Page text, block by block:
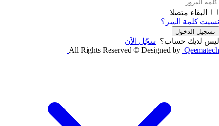
البقاء متصلا
نسيت كلمة السر؟
تسجيل الدخول
ليس لديك حساب؟ سجّل الآن
All Rights Reserved © Designed by Qeematech